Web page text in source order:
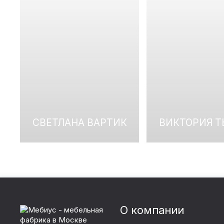
СВЕТЛАНА ВАРТИК ВИКТОРИЯ
О компании